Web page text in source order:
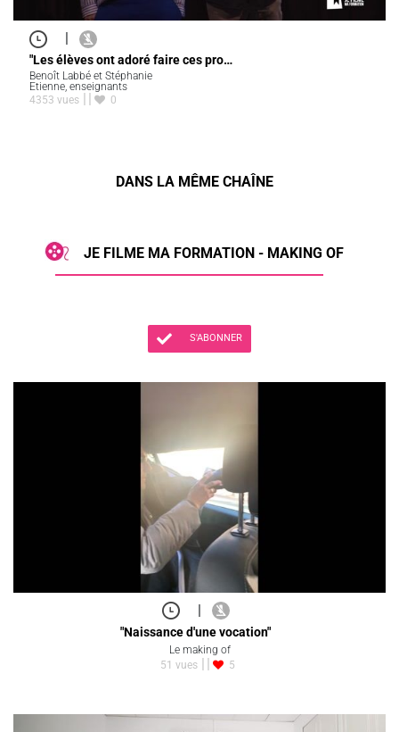
|
"Les élèves ont adoré faire ces pro…
Benoît Labbé et Stéphanie
Etienne, enseignants
4353 vues
0
DANS LA MÊME CHAÎNE
JE FILME MA FORMATION - MAKING OF
S'ABONNER
|
"Naissance d'une vocation"
Le making of
51 vues
5